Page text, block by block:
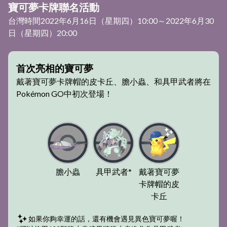
寶可夢卡牌聯名活動
台灣時間2022年6月16日（星期四）10:00～2022年6月30
日（星期四）20:00
首次亮相的寶可夢
戴著寶可夢卡牌帽的皮卡丘、膽小蟲、和具甲武者將在
Pokémon GO中初次登場！
膽小蟲 具甲武者*
戴著寶可夢
卡牌帽的皮
卡丘
如果你夠幸運的話，還有機會遇見異色寶可夢喔！